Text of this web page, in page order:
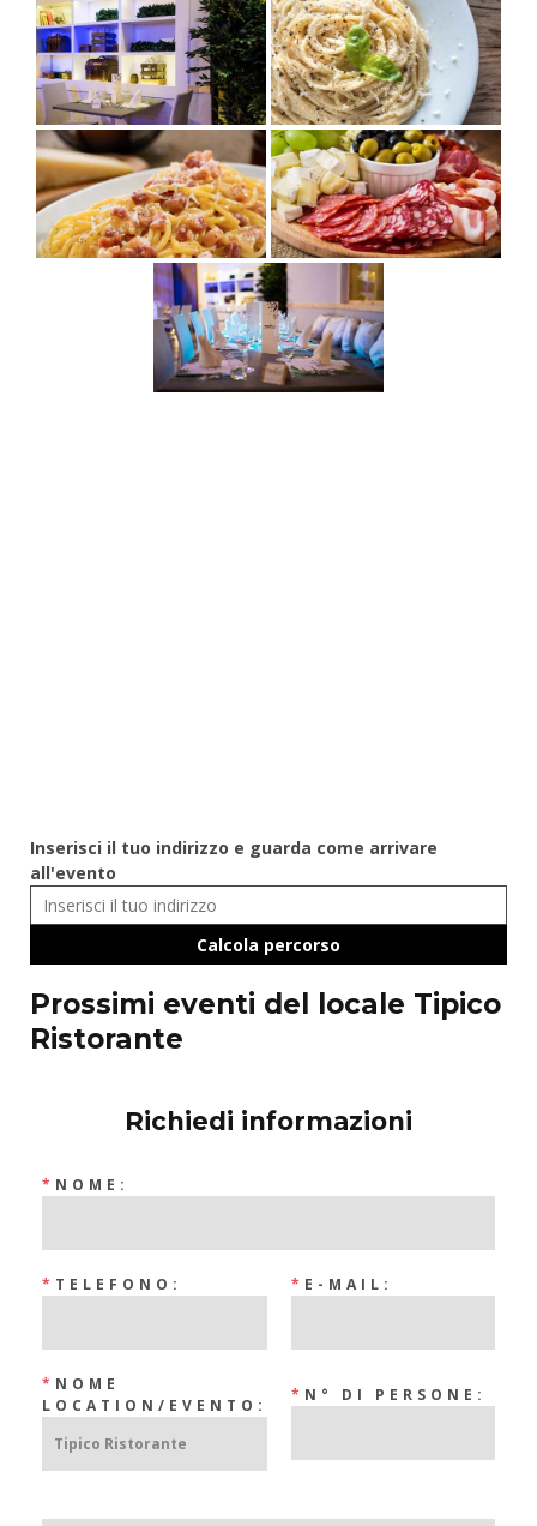
Inserisci il tuo indirizzo e guarda come arrivare
all'evento
Prossimi eventi del locale Tipico
Ristorante
Richiedi informazioni
* NOME:
* TELEFONO: * E-MAIL:
* NOME
LOCATION/EVENTO:
* N° DI PERSONE: